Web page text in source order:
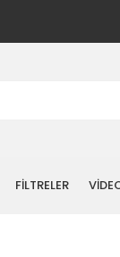
FİLTRELER